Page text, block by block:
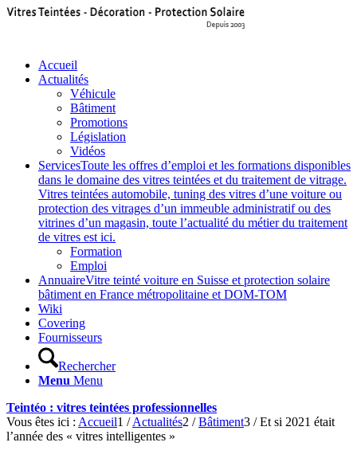
Accueil
Actualités
Véhicule
Bâtiment
Promotions
Législation
Vidéos
ServicesToute les offres d’emploi et les formations disponibles
dans le domaine des vitres teintées et du traitement de vitrage.
Vitres teintées automobile, tuning des vitres d’une voiture ou
protection des vitrages d’un immeuble administratif ou des
vitrines d’un magasin, toute l’actualité du métier du traitement
de vitres est ici.
Formation
Emploi
AnnuaireVitre teinté voiture en Suisse et protection solaire
bâtiment en France métropolitaine et DOM-TOM
Wiki
Covering
Fournisseurs
Rechercher
Menu Menu
Teintéo : vitres teintées professionnelles
Vous êtes ici : Accueil1 / Actualités2 / Bâtiment3 / Et si 2021 était
l’année des « vitres intelligentes »